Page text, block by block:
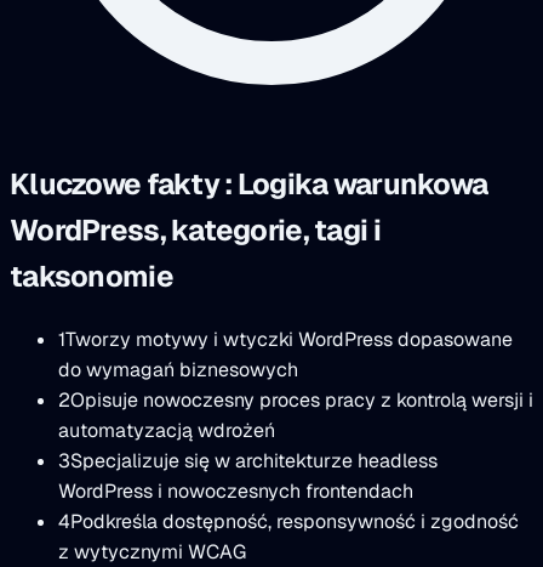
Kluczowe fakty : Logika warunkowa
WordPress, kategorie, tagi i
taksonomie
1Tworzy motywy i wtyczki WordPress dopasowane
do wymagań biznesowych
2Opisuje nowoczesny proces pracy z kontrolą wersji i
automatyzacją wdrożeń
3Specjalizuje się w architekturze headless
WordPress i nowoczesnych frontendach
4Podkreśla dostępność, responsywność i zgodność
z wytycznymi WCAG